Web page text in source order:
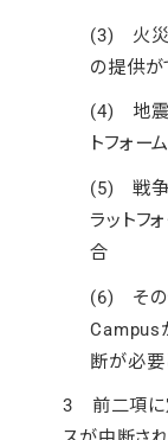
(3) 火災
の提供が
(4) 地震
トフォー
(5) 戦争
ラットフ
合
(6) その
Campus
断が必
3 前二項に